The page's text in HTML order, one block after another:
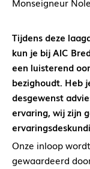
Tijdens deze
kun je bij AIC
een luisterend
bezighoudt. Heb
desgewenst
ervaring, wij zijn
Onze inloop
gewaardeerd